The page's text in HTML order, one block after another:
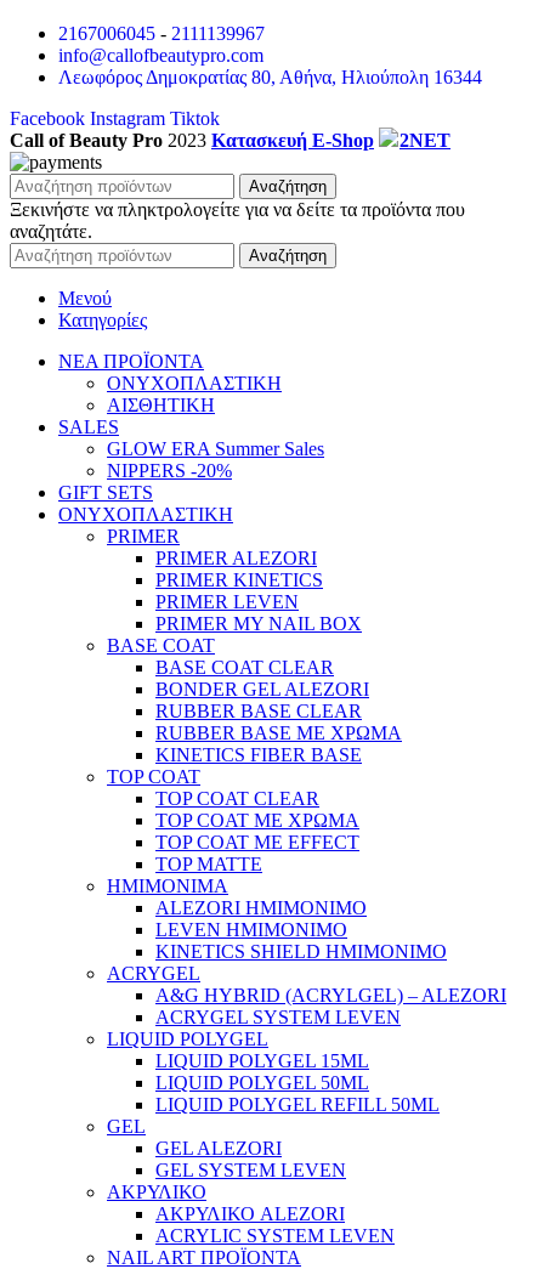
2167006045 - 2111139967
info@callofbeautypro.com
Λεωφόρος Δημοκρατίας 80, Αθήνα, Ηλιούπολη 16344
Facebook Instagram Tiktok
Call of Beauty Pro 2023 Κατασκευή E-Shop 2NET
Αναζήτηση
Ξεκινήστε να πληκτρολογείτε για να δείτε τα προϊόντα που
αναζητάτε.
Αναζήτηση
Μενού
Κατηγορίες
ΝΕΑ ΠΡΟΪΟΝΤΑ
ΟΝΥΧΟΠΛΑΣΤΙΚΗ
ΑΙΣΘΗΤΙΚΗ
SALES
GLOW ERA Summer Sales
NIPPERS -20%
GIFT SETS
ΟΝΥΧΟΠΛΑΣΤΙΚΗ
PRIMER
PRIMER ALEZORI
PRIMER KINETICS
PRIMER LEVEN
PRIMER MY NAIL BOX
BASE COAT
BASE COAT CLEAR
BONDER GEL ALEZORI
RUBBER BASE CLEAR
RUBBER BASE ΜΕ ΧΡΩΜΑ
KINETICS FIBER BASE
TOP COAT
TOP COAT CLEAR
TOP COAT ΜΕ ΧΡΩΜΑ
TOP COAT ΜΕ EFFECT
TOP MATTE
ΗΜΙΜΟΝΙΜΑ
ALEZORI ΗΜΙΜΟΝΙΜΟ
LEVEN ΗΜΙΜΟΝΙΜΟ
KINETICS SHIELD ΗΜΙΜΟΝΙΜΟ
ACRYGEL
A&G HYBRID (ACRYLGEL) – ALEZORI
ACRYGEL SYSTEM LEVEN
LIQUID POLYGEL
LIQUID POLYGEL 15ML
LIQUID POLYGEL 50ML
LIQUID POLYGEL REFILL 50ML
GEL
GEL ALEZORI
GEL SYSTEM LEVEN
ΑΚΡΥΛΙΚΟ
ΑΚΡΥΛΙΚΟ ALEZORI
ACRYLIC SYSTEM LEVEN
NAIL ART ΠΡΟΪΟΝΤΑ